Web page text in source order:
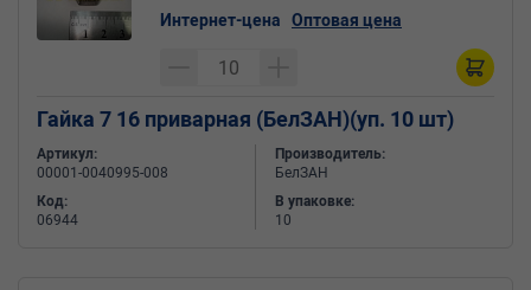
Гайка 7 16 приварная (БелЗАН)(уп. 10 шт)
Артикул:
00001-0040995-008
Код:
06944
Производитель:
БелЗАН
В упаковке:
10
Интернет-цена Оптовая цена